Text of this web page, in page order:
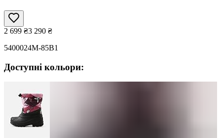
2 699 ₴3 290 ₴
5400024M-85B1
Доступні кольори: